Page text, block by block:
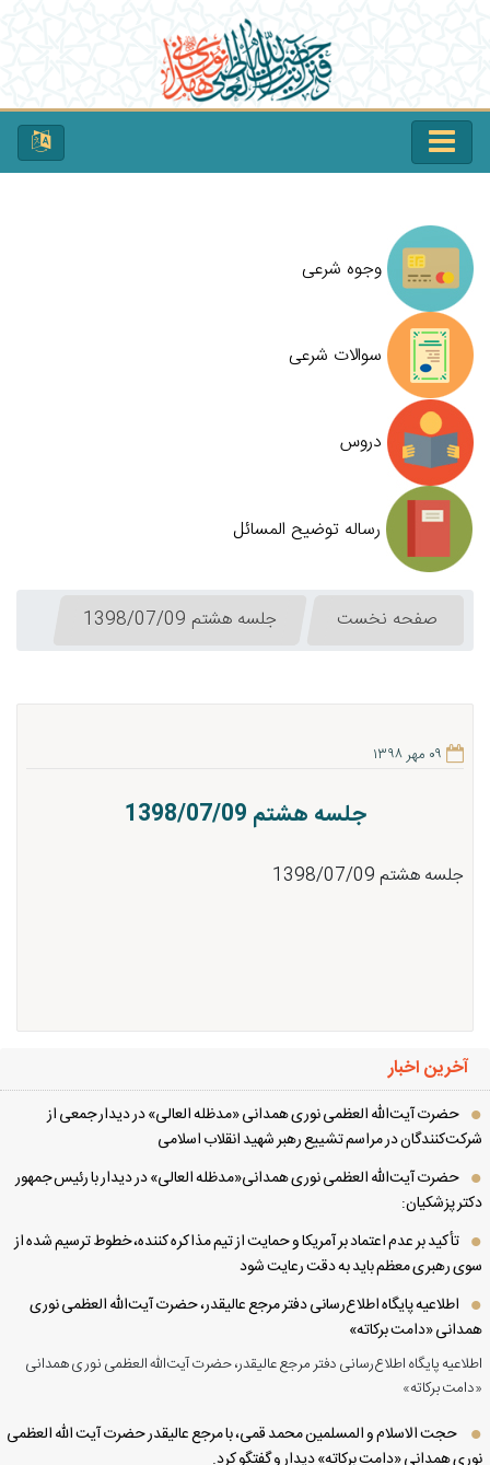
وجوه شرعی
سوالات شرعی
دروس
رساله توضیح المسائل
صفحه نخست جلسه هشتم 1398/07/09
۰۹ مهر ۱۳۹۸
جلسه هشتم 1398/07/09
جلسه هشتم 1398/07/09
آخرین اخبار
حضرت آیت‌الله العظمی نوری همدانی «مدظله العالی» در دیدار جمعی از
در مراسم تشییع رهبر شهید انقلاب اسلامی
حضرت آیت‌الله العظمی نوری همدانی«مدظله العالی» در دیدار با رئیس جمهور
پزشکیان:
تأکید بر عدم اعتماد بر آمریکا و حمایت از تیم مذاکره کننده، خطوط ترسیم شده از
رهبری معظم باید به دقت رعایت شود
اطلاعیه پایگاه اطلاع‌رسانی دفتر مرجع عالیقدر، حضرت آیت‌الله العظمی نوری
«دامت برکاته»
پایگاه اطلاع‌رسانی دفتر مرجع عالیقدر، حضرت آیت‌الله العظمی نوری همدانی
برکاته»
حجت الاسلام و المسلمین محمد قمی، با مرجع عالیقدر حضرت آیت الله العظمی